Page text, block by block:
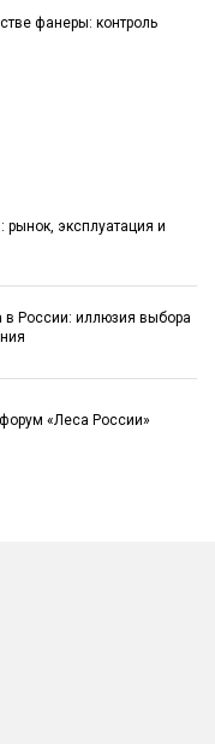
фанеры: контроль
рынок, эксплуатация и
в России: иллюзия выбора
«Леса России»